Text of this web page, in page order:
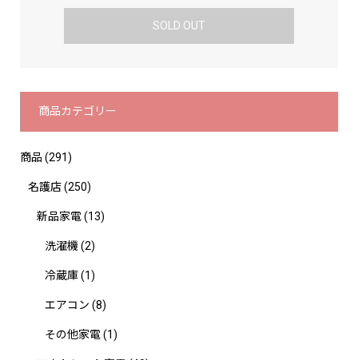
SOLD OUT
商品カテゴリー
商品 (291)
名護店(250)
新品家電(13)
洗濯機 (2)
冷蔵庫(1)
エアコン (8)
その他家電(1)